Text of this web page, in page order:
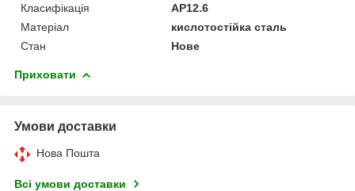
Класифікація
AP12.6
Матеріал
кислотостійка сталь
Стан
Нове
Приховати
Умови доставки
Нова Пошта
Всі умови доставки